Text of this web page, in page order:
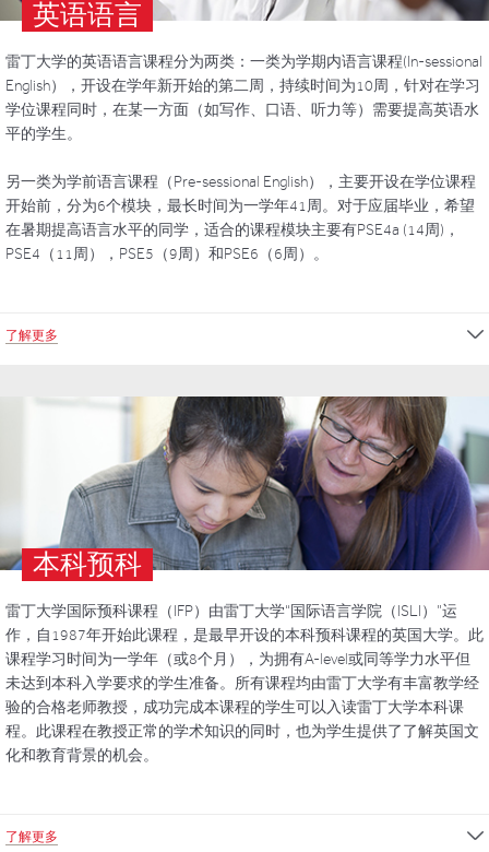
英语语言
雷丁大学的英语语言课程分为两类：一类为学期内语言课程(In-sessional
English），开设在学年新开始的第二周，持续时间为10周，针对在学习
学位课程同时，在某一方面（如写作、口语、听力等）需要提高英语水
平的学生。
另一类为学前语言课程（Pre-sessional English），主要开设在学位课程
开始前，分为6个模块，最长时间为一学年41周。对于应届毕业，希望
在暑期提高语言水平的同学，适合的课程模块主要有PSE4a (14周)，
PSE4（11周），PSE5（9周）和PSE6（6周）。
了解更多
本科预科
雷丁大学国际预科课程（IFP）由雷丁大学“国际语言学院（ISLI）”运
作，自1987年开始此课程，是最早开设的本科预科课程的英国大学。此
课程学习时间为一学年（或8个月），为拥有A-level或同等学力水平但
未达到本科入学要求的学生准备。所有课程均由雷丁大学有丰富教学经
验的合格老师教授，成功完成本课程的学生可以入读雷丁大学本科课
程。此课程在教授正常的学术知识的同时，也为学生提供了了解英国文
化和教育背景的机会。
了解更多